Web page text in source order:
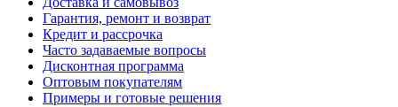
Гарантия, ремонт и возврат
Кредит и рассрочка
Часто задаваемые вопросы
Дисконтная программа
Оптовым покупателям
Примеры и готовые решения